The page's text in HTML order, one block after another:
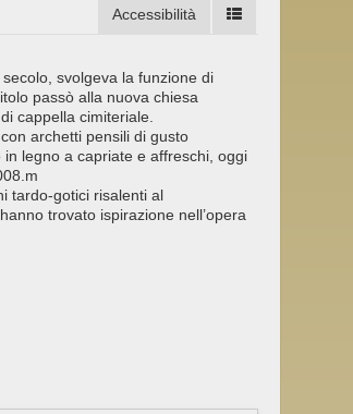
Accessibilità
svolgeva la funzione di
passò alla nuova chiesa
cappella cimiteriale.
archetti pensili di gusto
in legno a capriate e affreschi, oggi
tardo-gotici risalenti al
trovato ispirazione nell’opera